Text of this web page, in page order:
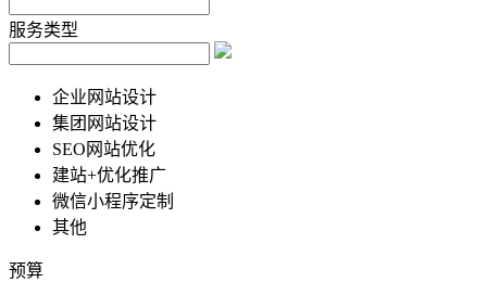
服务类型
企业网站设计
集团网站设计
SEO网站优化
建站+优化推广
微信小程序定制
其他
预算